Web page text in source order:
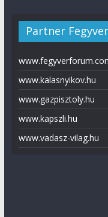
Partner
www.kalasnyikov.hu
www.gazpisztoly.hu
www.kapszli.hu
www.vadasz-vilag.hu